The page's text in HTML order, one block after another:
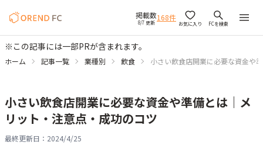
掲載数
8/7 更新 168件
お気に入り FCを検索
※この記事には一部PRが含まれます。
ホーム 記事一覧 業種別 飲食 小さい飲食店開業に必要な資金や
小さい飲食店開業に必要な資金や準備とは｜メ
リット・注意点・成功のコツ
最終更新日： 2024/4/25